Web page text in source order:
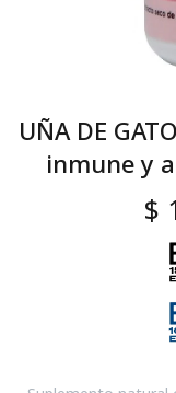
UÑA DE
inmune y
$